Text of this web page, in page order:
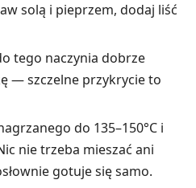
solą i pieprzem, dodaj liść
tego naczynia dobrze
— szczelne przykrycie to
do 135–150°C i
nie trzeba mieszać ani
gotuje się samo.